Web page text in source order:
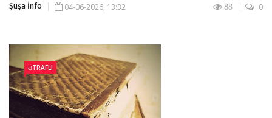
Şuşa İnfo 04-06-2026, 13:32 88 0
ƏTRAFLI